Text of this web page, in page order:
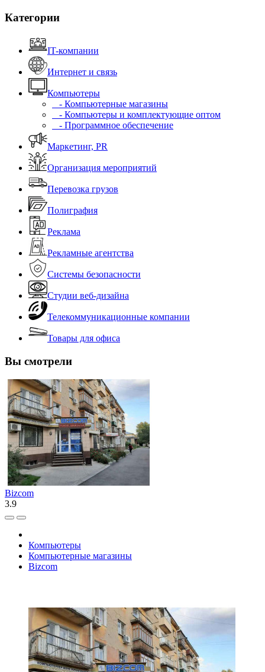
Категории
IT-компании
Интернет и связь
Компьютеры
- Компьютерные магазины
- Компьютеры и комплектующие оптом
- Программное обеспечение
Маркетинг, PR
Организация мероприятий
Перевозка грузов
Полиграфия
Реклама
Рекламные агентства
Системы безопасности
Студии веб-дизайна
Телекоммуникационные компании
Товары для офиса
Вы смотрели
Bizcom
3.9
Компьютеры
Компьютерные магазины
Bizcom